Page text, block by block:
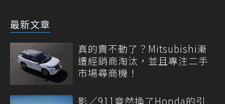
最新文章
真的賣不動了？Mitsubishi漸
遭經銷商淘汰，並且專注二手
市場尋商機！
影／911竟然換了Honda的引